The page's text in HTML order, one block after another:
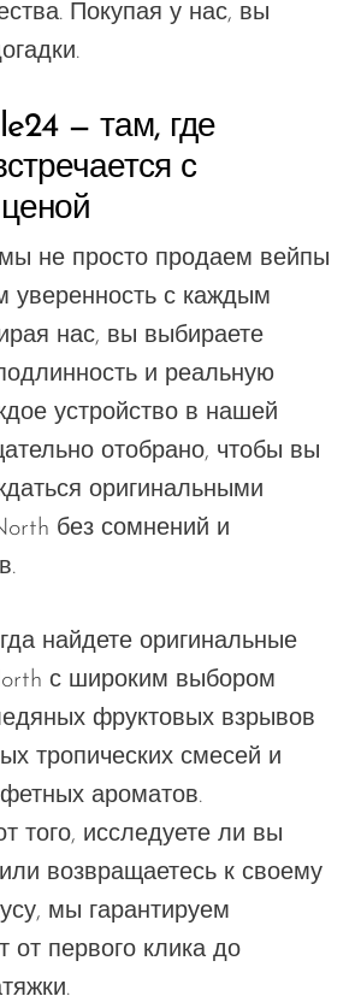
Покупая у нас, вы
— там, где
с
не просто продаем вейпы
уверенность с каждым
нас, вы выбираете
и реальную
устройство в нашей
отобрано, чтобы вы
оригинальными
без сомнений и
найдете оригинальные
с широким выбором
фруктовых взрывов
тропических смесей и
ароматов.
того, исследуете ли вы
возвращаетесь к своему
мы гарантируем
от первого клика до